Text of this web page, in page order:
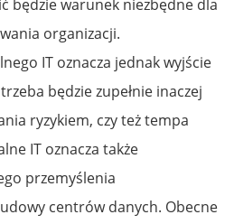
będzie warunek niezbędne dla
organizacji.
IT oznacza jednak wyjście
będzie zupełnie inaczej
ryzykiem, czy też tempa
IT oznacza także
przemyślenia
centrów danych. Obecne